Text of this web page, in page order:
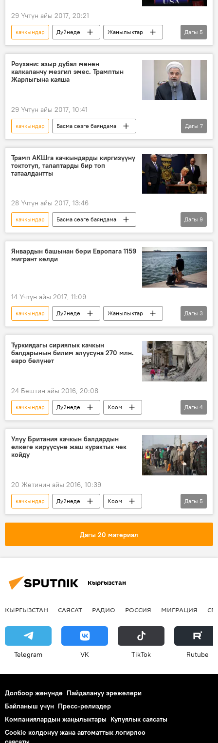
29 Үчтүн айы 2017, 20:21
качкындар Дүйнөдө
Жаңылыктар
Саясат
АКШ
Дональд Трамп
Дагы 5
Роухани: азыр дубал менен
калкаланчу мезгил эмес. Трамптын
Жарлыгына каяша
29 Үчтүн айы 2017, 10:41
качкындар
Басма сөзгө баяндама
Дүйнөдө
Жаңылыктар
Саясат
Хасан Роухани
жарлык
Дагы 7
Трамп АКШга качкындарды киргизүүнү
токтотуп, талаптарды бир топ
татаалдантты
28 Үчтүн айы 2017, 13:46
качкындар
Басма сөзгө баяндама
Дүйнөдө
Жаңылыктар
Саясат
АКШ
Сирия
Дональд Трамп
Барак Обама
жарлык
Дагы 9
Январдын башынан бери Европага 1159
мигрант келди
14 Үчтүн айы 2017, 11:09
качкындар Дүйнөдө
Жаңылыктар
Миграция
Европа мигранттар
Дагы 3
Түркиядагы сириялык качкын
балдарынын билим алуусуна 270 млн.
евро бөлүнөт
24 Бештин айы 2016, 20:08
качкындар Дүйнөдө
Коом
Жаңылыктар
Сирия
мектеп
билим берүү
Дагы 4
Улуу Британия качкын балдардын
өлкөгө кирүүсүнө жаш курактык чек
койду
20 Жетинин айы 2016, 10:39
качкындар Дүйнөдө
Коом
Жаңылыктар
Миграция
Дагы 5
Дагы 20 материал
Кыргызстан
КЫРГЫЗСТАН САЯСАТ РАДИО РОССИЯ МИГРАЦИЯ
Telegram VK ТikТоk Rutube
Долбоор жөнүндө Пайдалануу эрежелери
Байланыш үчүн Пресс-релиздер
Компаниялардын жаңылыктары Купуялык саясаты
Cookie колдонуу жана автоматтык логирлөө